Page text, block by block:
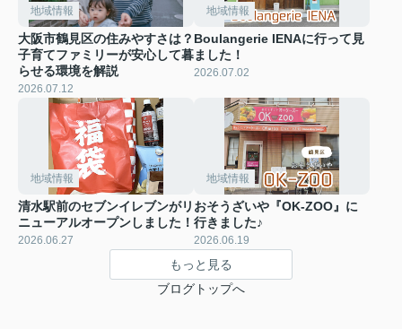
地域情報
大阪市鶴見区の住みやすさは？
子育てファミリーが安心して暮
らせる環境を解説
2026.07.12
地域情報
Boulangerie IENAに行って見
ました！
2026.07.02
地域情報
清水駅前のセブンイレブンがリ
ニューアルオープンしました！
2026.06.27
地域情報
おそうざいや『OK-ZOO』に
行きました♪
2026.06.19
もっと見る
ブログトップへ